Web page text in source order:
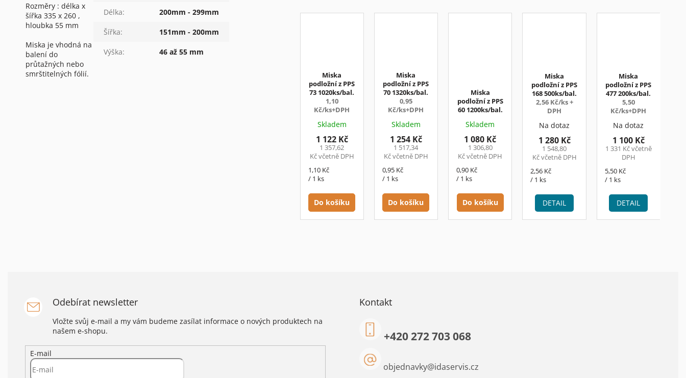
Rozměry : délka x
šířka 335 x 260 ,
hloubka 55 mm
Miska je vhodná na
balení do
průtažných nebo
smrštitelných fólií.
Délka: 200mm - 299mm
Šířka: 151mm - 200mm
Výška: 46 až 55 mm
Miska
podložní z PPS
73 1020ks/bal.
1,10
Kč/ks+DPH
Skladem
1 357,62
Kč včetně DPH
1 122 Kč
Měrná
cena:
1,10 Kč
/ 1 ks
Do košíku
Miska
podložní z PPS
70 1320ks/bal.
0,95
Kč/ks+DPH
Skladem
1 517,34
Kč včetně DPH
1 254 Kč
Měrná
cena:
0,95 Kč
/ 1 ks
Do košíku
Miska
podložní z PPS
60 1200ks/bal.
Skladem
1 306,80
Kč včetně DPH
1 080 Kč
Měrná
cena:
0,90 Kč
/ 1 ks
Do košíku
Miska
podložní z PPS
168 500ks/bal.
2,56 Kč/ks +
DPH
Na dotaz
1 548,80
Kč včetně DPH
1 280 Kč
Měrná
cena:
2,56 Kč
/ 1 ks
DETAIL
Miska
podložní z PPS
477 200ks/bal.
5,50
Kč/ks+DPH
Na dotaz
1 331 Kč včetně
DPH
1 100 Kč
Měrná
cena:
5,50 Kč
/ 1 ks
DETAIL
Odebírat newsletter
Vložte svůj e-mail a my vám budeme zasílat informace o nových produktech na
našem e-shopu.
E-mail
Kontakt
objednavky@idaservis.cz
+420 272 703 068